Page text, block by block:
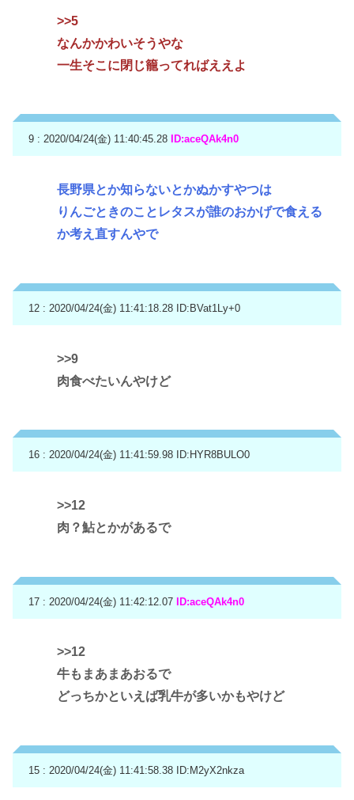
>>5
なんかかわいそうやな
一生そこに閉じ籠ってればええよ
9 : 2020/04/24(金) 11:40:45.28 ID:aceQAk4n0
長野県とか知らないとかぬかすやつは
りんごときのことレタスが誰のおかげで食える
か考え直すんやで
12 : 2020/04/24(金) 11:41:18.28 ID:BVat1Ly+0
>>9
肉食べたいんやけど
16 : 2020/04/24(金) 11:41:59.98 ID:HYR8BULO0
>>12
肉？鮎とかがあるで
17 : 2020/04/24(金) 11:42:12.07 ID:aceQAk4n0
>>12
牛もまあまあおるで
どっちかといえば乳牛が多いかもやけど
15 : 2020/04/24(金) 11:41:58.38 ID:M2yX2nkza